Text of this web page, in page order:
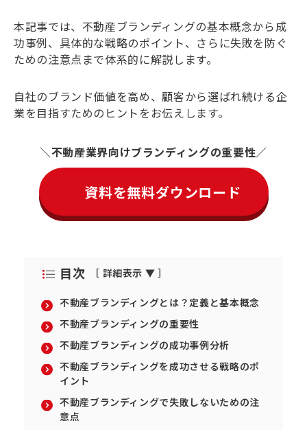
本記事では、不動産ブランディングの基本概念から成
功事例、具体的な戦略のポイント、さらに失敗を防ぐ
ための注意点まで体系的に解説します。
自社のブランド価値を高め、顧客から選ばれ続ける企
業を目指すためのヒントをお伝えします。
不動産業界向けブランディングの重要性
資料を無料ダウンロード
目次 ［ 詳細表示 ▼ ］
不動産ブランディングとは？定義と基本概念
不動産ブランディングの重要性
不動産ブランディングの成功事例分析
不動産ブランディングを成功させる戦略のポ
イント
不動産ブランディングで失敗しないための注
意点